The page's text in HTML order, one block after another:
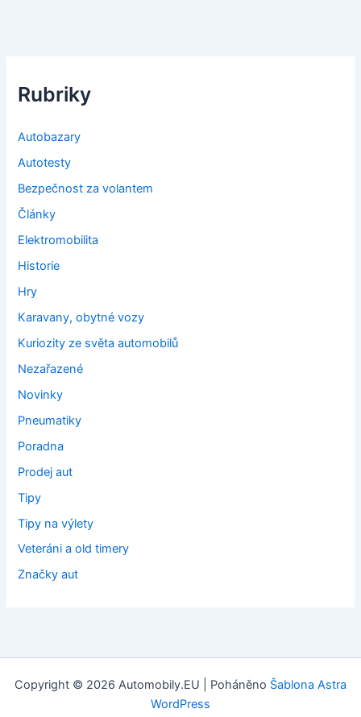
Rubriky
Autobazary
Autotesty
Bezpečnost za volantem
Články
Elektromobilita
Historie
Hry
Karavany, obytné vozy
Kuriozity ze světa automobilů
Nezařazené
Novinky
Pneumatiky
Poradna
Prodej aut
Tipy
Tipy na výlety
Veteráni a old timery
Značky aut
Copyright © 2026 Automobily.EU | Poháněno Šablona Astra
WordPress